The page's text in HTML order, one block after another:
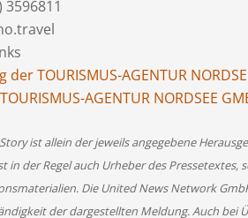
3596811
TOURISMUS-AGENTUR
AGENTUR NORDSEE
ist allein der jeweils angegebene
in der Regel auch Urheber des Pressetextes,
Die United News Network
der dargestellten Meldung. Auch bei